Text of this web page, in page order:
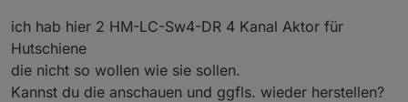
ich hab hier 2 HM-LC-Sw4-DR 4 Kanal Aktor für
Hutschiene
die nicht so wollen wie sie sollen.
Kannst du die anschauen und ggfls. wieder herstellen?